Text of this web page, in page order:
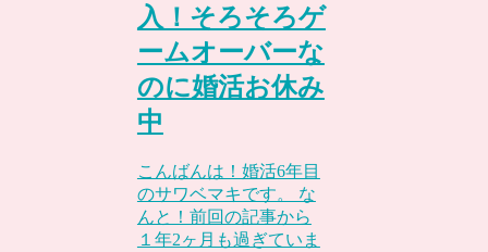
入！そろそろゲ
ームオーバーな
のに婚活お休み
中
こんばんは！婚活6年目
のサワベマキです。 な
んと！前回の記事から
１年2ヶ月も過ぎていま